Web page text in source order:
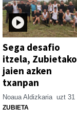
Sega desafio
itzela, Zubietako
jaien azken
txanpan
Noaua Aldizkaria uzt 31
ZUBIETA